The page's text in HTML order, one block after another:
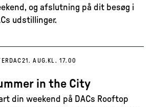
og afslutning på dit besøg i
udstillinger.
21. AUG. KL. 17.00
in the City
din weekend på DACs Rooftop